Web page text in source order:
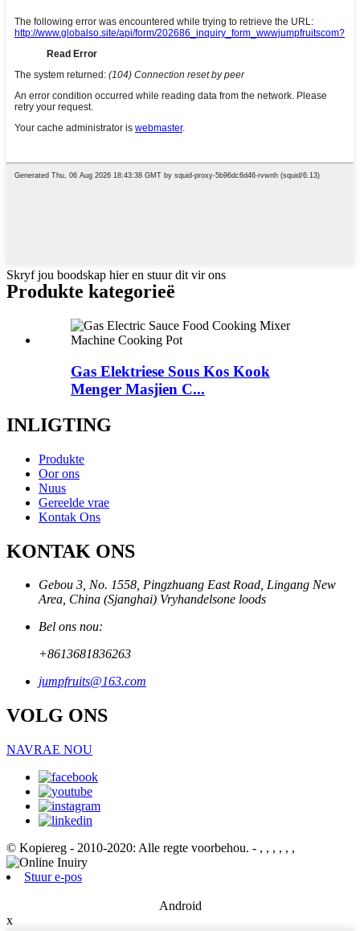
Skryf jou boodskap hier en stuur dit vir ons
Produkte kategorieë
Gas Elektriese Sous Kos Kook
Menger Masjien C...
INLIGTING
Produkte
Oor ons
Nuus
Gereelde vrae
Kontak Ons
KONTAK ONS
Gebou 3, No. 1558, Pingzhuang East Road, Lingang New
Area, China (Sjanghai) Vryhandelsone loods
Bel ons nou:
+8613681836263
jumpfruits@163.com
VOLG ONS
NAVRAE NOU
© Kopiereg - 2010-2020: Alle regte voorbehou. - , , , , , ,
Stuur e-pos
Android
x